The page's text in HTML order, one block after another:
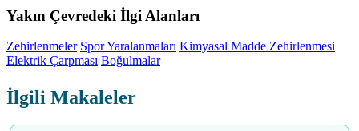
Yakın Çevredeki İlgi Alanları
Zehirlenmeler Spor Yaralanmaları Kimyasal Madde Zehirlenmesi
Elektrik Çarpması Boğulmalar
İlgili Makaleler